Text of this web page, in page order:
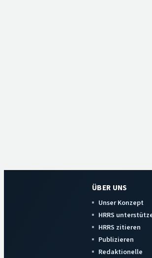
ÜBER UNS
Unser Konzept
HRRS
HRRS zitieren
Publizieren
Redaktionelle